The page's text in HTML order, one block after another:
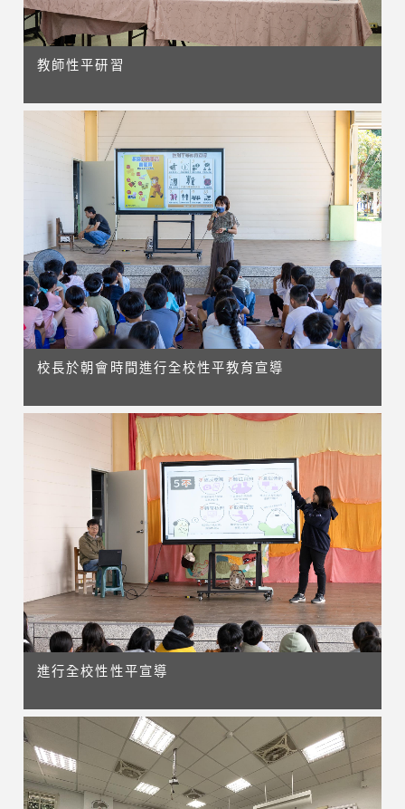
教師性平研習
校長於朝會時間進行全校性平教育宣導
進行全校性性平宣導